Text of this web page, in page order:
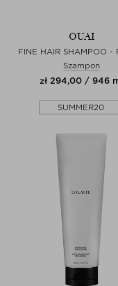
OUAI
FINE HAIR SHAMPOO -
Szampon
zł 294,00 / 946
SUMMER20